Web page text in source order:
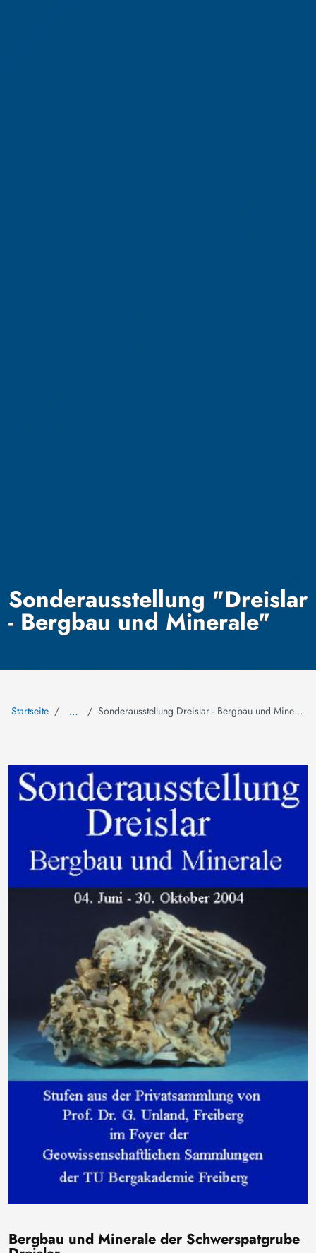
Sonderausstellung "Dreislar
- Bergbau und Minerale"
Startseite … Sonderausstellung Dreislar - Bergbau und Minerale
Bild
Bergbau und Minerale der Schwerspatgrube